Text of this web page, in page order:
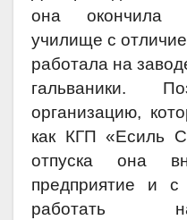
она окончила
училище с
работала на
гальваники.
организацию,
как КГП «Есиль
отпуска она
предприятие и
работать